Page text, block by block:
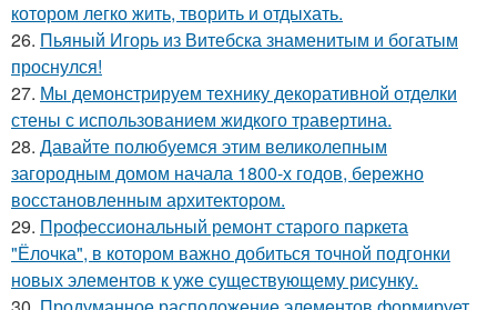
котором легко жить, творить и отдыхать.
26. Пьяный Игорь из Витебска знаменитым и богатым
проснулся!
27. Мы демонстрируем технику декоративной отделки
стены с использованием жидкого травертина.
28. Давайте полюбуемся этим великолепным
загородным домом начала 1800-х годов, бережно
восстановленным архитектором.
29. Профессиональный ремонт старого паркета
"Ёлочка", в котором важно добиться точной подгонки
новых элементов к уже существующему рисунку.